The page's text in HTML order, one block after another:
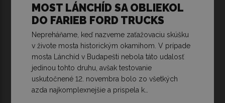
MOST LÁNCHÍD SA OBLIEKOL
DO FARIEB FORD TRUCKS
Nepreháňame, keď nazveme zaťažovaciu skúšku
v živote mosta historickým okamihom. V prípade
mosta Lánchíd v Budapešti nebola táto udalosť
jedinou tohto druhu, avšak testovanie
uskutočnené 12. novembra bolo zo všetkých
azda najkomplexnejšie a prispela k…